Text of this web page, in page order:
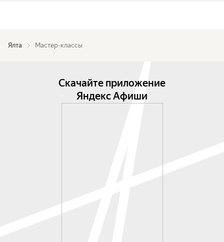
Ялта Мастер-классы
Скачайте приложение
Яндекс Афиши